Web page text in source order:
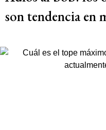
son tendencia en